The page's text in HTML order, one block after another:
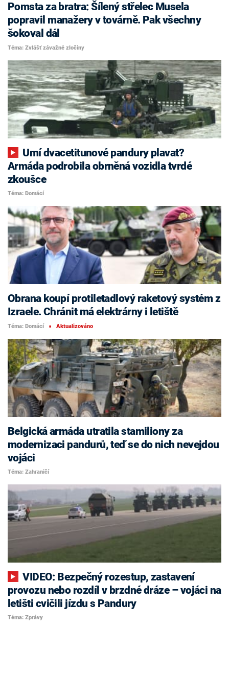
Pomsta za bratra: Šílený střelec Musela
popravil manažery v továrně. Pak všechny
šokoval dál
Téma: Zvlášť závažné zločiny
Armáda podrobila obrněná vozidla tvrdé
zkoušce
Téma: Domácí
Obrana koupí protiletadlový raketový systém z
Izraele. Chránit má elektrárny i letiště
Téma: Domácí ■ Aktualizováno
Belgická armáda utratila stamiliony za
modernizaci pandurů, teď se do nich nevejdou
vojáci
Téma: Zahraničí
VIDEO: Bezpečný rozestup, zastavení
provozu nebo rozdíl v brzdné dráze – vojáci na
letišti cvičili jízdu s Pandury
Téma: Zprávy